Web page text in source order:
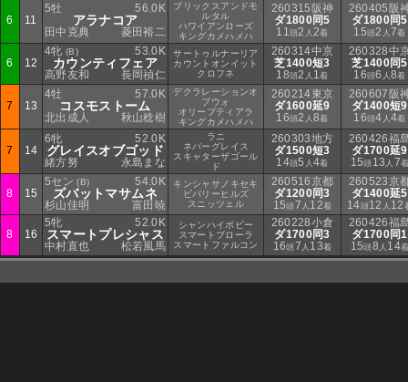
6 11
56.0K
5牡
アラナコア
田中克典 菱田裕二
ブリックスアンドモ
ルタル
ハワイアンローズ
キングカメハメハ
260315阪神
ダ1800同5
11頭2 人2着
260405阪
ダ1800同5
15頭2 人 7着
6 12
53.0K
4牝 (B)
カウンティフェア
高野友和 長岡禎仁
サートゥルナーリア
カウントオンイット
クロフネ
260314中京
芝1400短3
18頭2 人 1着
260328中
芝1400同5
16頭6 人8着
7 13
57.0K
4牡
コスモストーム
北出成人 秋山稔樹
デクラレーションオ
ブウォ
オリーブティアラ
キングカメハメハ
260214東京
ダ1600延9
16頭2 人8着
260607阪
ダ1400短9
16頭4 人4着
7 14
52.0K
6牝
グレイスオブゴッド
緒方努 永島まな
ラニ
ネバーグレイス
スキャターザゴール
ド
260303地方
ダ1500短3
14頭5 人4着
260426福
ダ1700延9
15頭 13 人 7
8 15
54.0K
5セン (B)
ズバットマサムネ
杉山佳明 富田暁
キンシャサノキセキ
ビバリーヒルズ
スニッツェル
260516京都
ダ1200同3
15頭7 人 12着
260523京
ダ1400延5
14頭12 人 12
8 16
52.0K
5牝
スマートプレシャス
中村直也 松若風馬
シャンハイボビー
スマートブローラ
スマートファルコン
260228小倉
ダ1700同3
16頭7 人 13着
260426福
ダ1700同1
15頭8 人 14